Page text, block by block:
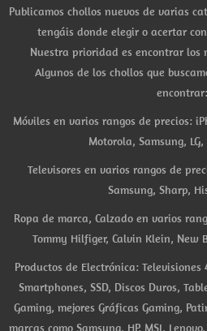
Publicamos chollos nuevos de varias
tengáis donde elegir o acertar
Nuestra prioridad es encontrar los
Algunos de los chollos que
encontrar:
Móviles en varios rangos de precios:
Motorola, Samsung,
Televisores en varios rangos de
Samsung, Sharp,
Ropa de marca, Calzado en varios
Tommy Hilfiger, Calvin Klein, New
Productos de Electrónica:
Smartphones, SSD, Discos Duros,
Gaming, mejores Gráficas Gaming,
marcas como Samsung, HP, MSI,